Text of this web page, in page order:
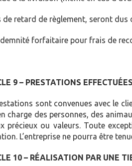
de retard de règlement, seront
forfaitaire pour frais de
9 – PRESTATIONS
sont convenues avec le
charge des personnes, des
précieux ou valeurs. Toute
L’entreprise ne pourra être
10 – RÉALISATION PAR UNE